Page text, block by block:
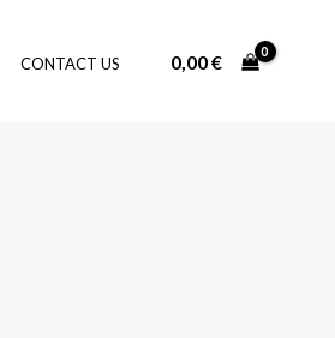
CONTACT US 0,00€